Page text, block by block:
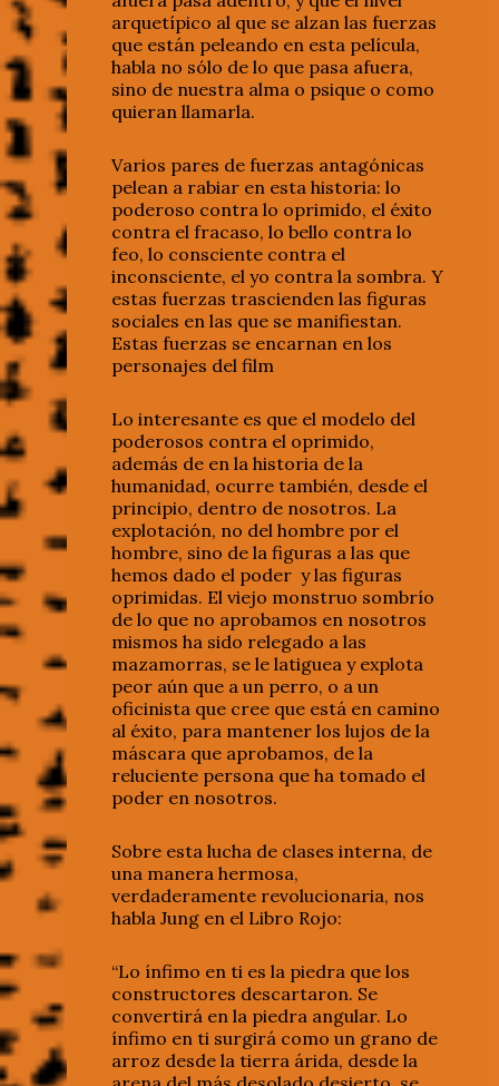
arquetípico al que se alzan las fuerzas
que están peleando en esta película,
habla no sólo de lo que pasa afuera,
sino de nuestra alma o psique o como
quieran llamarla.
Varios pares de fuerzas antagónicas
pelean a rabiar en esta historia: lo
poderoso contra lo oprimido, el éxito
contra el fracaso, lo bello contra lo
feo, lo consciente contra el
inconsciente, el yo contra la sombra. Y
estas fuerzas trascienden las figuras
sociales en las que se manifiestan.
Estas fuerzas se encarnan en los
personajes del film
Lo interesante es que el modelo del
poderosos contra el oprimido,
además de en la historia de la
humanidad, ocurre también, desde el
principio, dentro de nosotros. La
explotación, no del hombre por el
hombre, sino de la figuras a las que
hemos dado el poder y las figuras
oprimidas. El viejo monstruo sombrío
de lo que no aprobamos en nosotros
mismos ha sido relegado a las
mazamorras, se le latiguea y explota
peor aún que a un perro, o a un
oficinista que cree que está en camino
al éxito, para mantener los lujos de la
máscara que aprobamos, de la
reluciente persona que ha tomado el
poder en nosotros.
Sobre esta lucha de clases interna, de
una manera hermosa,
verdaderamente revolucionaria, nos
habla Jung en el Libro Rojo:
“Lo ínfimo en ti es la piedra que los
constructores descartaron. Se
convertirá en la piedra angular. Lo
ínfimo en ti surgirá como un grano de
arroz desde la tierra árida, desde la